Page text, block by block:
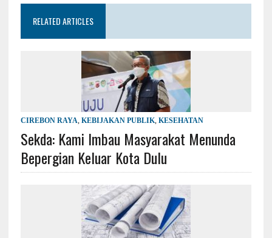
RELATED ARTICLES
CIREBON RAYA, KEBIJAKAN PUBLIK, KESEHATAN
Sekda: Kami Imbau Masyarakat Menunda
Bepergian Keluar Kota Dulu